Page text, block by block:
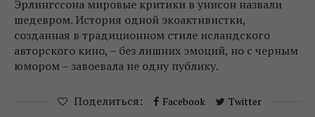
Эрлингссона мировые критики в унисон назвали
шедевром. История одной экоактивистки,
созданная в традиционном стиле исландского
авторского кино, – без лишних эмоций, но с черным
юмором – завоевала не одну публику.
Поделиться: Facebook Twitter